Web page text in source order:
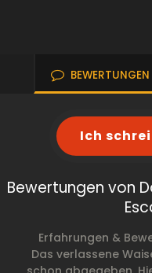
BEWERTUNGEN
Ich
Bewertungen von
Erfahrungen &
Das verlassene